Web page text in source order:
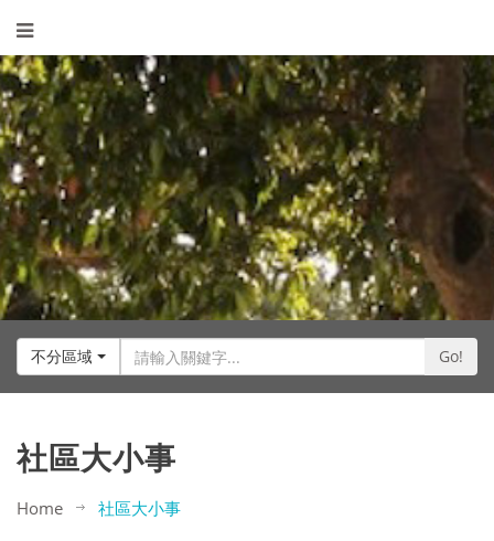
不分區域 Go!
社區大小事
Home 社區大小事